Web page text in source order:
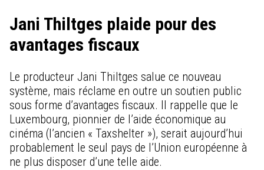
Jani Thiltges plaide pour des
avantages fiscaux
Le producteur Jani Thiltges salue ce nouveau
système, mais réclame en outre un soutien public
sous forme d’avantages fiscaux. Il rappelle que le
Luxembourg, pionnier de l’aide économique au
cinéma (l’ancien « Taxshelter »), serait aujourd’hui
probablement le seul pays de l’Union européenne à
ne plus disposer d’une telle aide.